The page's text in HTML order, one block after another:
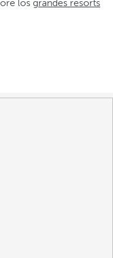
los grandes resorts